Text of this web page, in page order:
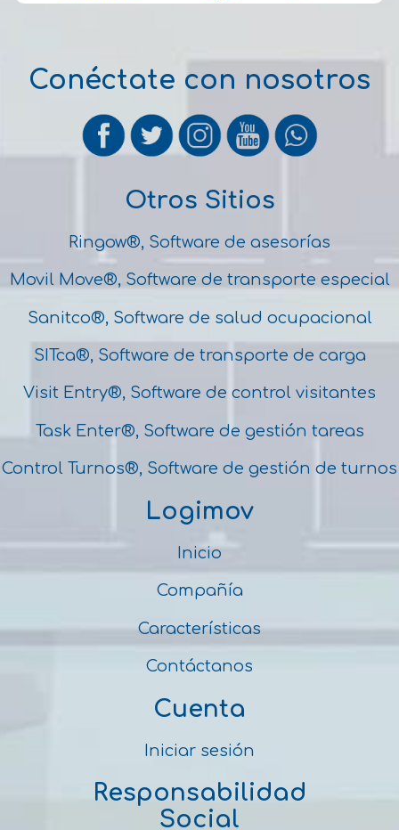
Conéctate con nosotros
Otros Sitios
Ringow®, Software de asesorías
Movil Move®, Software de transporte especial
Sanitco®, Software de salud ocupacional
SITca®, Software de transporte de carga
Visit Entry®, Software de control visitantes
Task Enter®, Software de gestión tareas
Control Turnos®, Software de gestión de turnos
Logimov
Inicio
Compañía
Características
Contáctanos
Cuenta
Iniciar sesión
Responsabilidad
Social